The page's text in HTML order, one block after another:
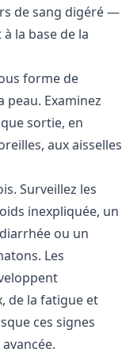
de sang digéré —
la base de la
forme de
peau. Examinez
sortie, en
aux aisselles
Surveillez les
inexpliquée, un
ou un
Les
de la fatigue et
ces signes